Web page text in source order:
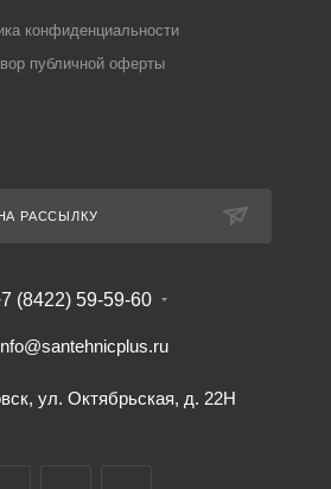
конфиденциальности
публичной оферты
РАССЫЛКУ
(8422) 59-59-60
ул. Октябрьская, д. 22Н